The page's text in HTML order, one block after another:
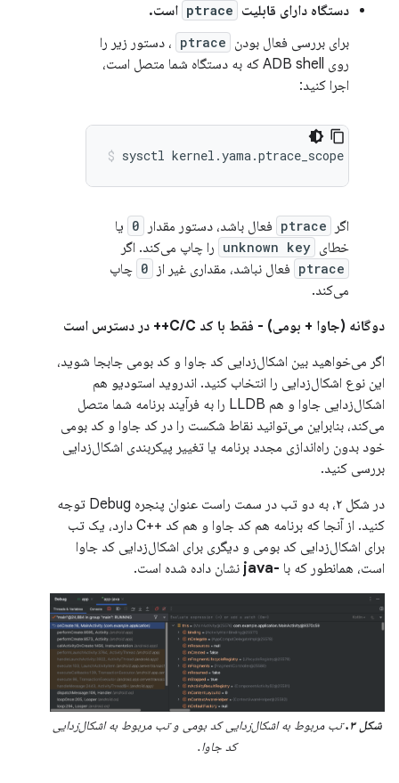
دستگاه دارای قابلیت ptrace است.
برای بررسی فعال بودن ptrace ، دستور زیر را
روی ADB shell که به دستگاه شما متصل است،
اجرا کنید:
اگر ptrace فعال باشد، دستور مقدار 0 یا
خطای unknown key را چاپ می‌کند. اگر
ptrace فعال نباشد، مقداری غیر از 0 چاپ
می‌کند.
دوگانه (جاوا + بومی) - فقط با کد C/C++ در دسترس است
اگر می‌خواهید بین اشکال‌زدایی کد جاوا و کد بومی جابجا شوید،
این نوع اشکال‌زدایی را انتخاب کنید. اندروید استودیو هم
اشکال‌زدایی جاوا و هم LLDB را به فرآیند برنامه شما متصل
می‌کند، بنابراین می‌توانید نقاط شکست را در کد جاوا و کد بومی
خود بدون راه‌اندازی مجدد برنامه یا تغییر پیکربندی اشکال‌زدایی
بررسی کنید.
در شکل ۲، به دو تب در سمت راست عنوان پنجره Debug توجه
کنید. از آنجا که برنامه هم کد جاوا و هم کد ++C دارد، یک تب
برای اشکال‌زدایی کد بومی و دیگری برای اشکال‌زدایی کد جاوا
است، همانطور که با -java نشان داده شده است.
شکل ۳.
تب مربوط به اشکال‌زدایی کد بومی و تب مربوط به اشکال‌زدایی
کد جاوا.